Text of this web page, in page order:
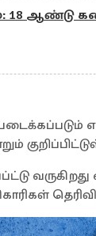
18 ஆண்டு